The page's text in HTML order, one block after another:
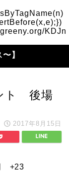
KDJn
】
ト 後場
2017年8月15日
+23